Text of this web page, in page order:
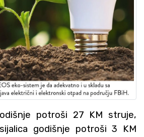
potroši 27 KM struje,
godišnje potroši 3 KM